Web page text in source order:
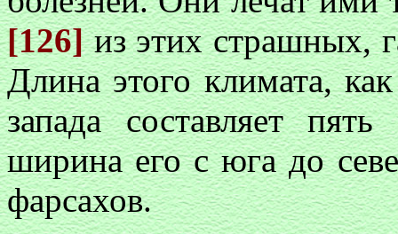
[126]из этих страшных,
Длина этого климата,
запада составляет
ширина его с юга до
фарсахов.